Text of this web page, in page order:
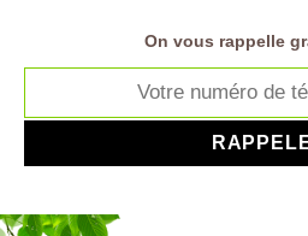
On vous rappelle